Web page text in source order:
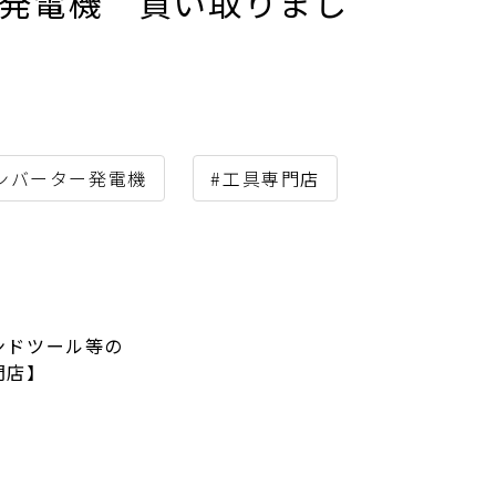
バーター発電機 #工具専門店
ツール等の
】